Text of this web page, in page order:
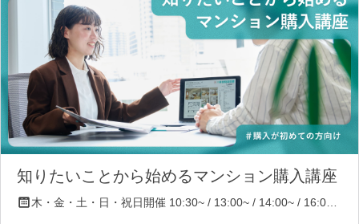
知りたいことから始めるマンション購入講座